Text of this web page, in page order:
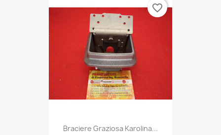
Braciere Graziosa Karolina...
favorite_border